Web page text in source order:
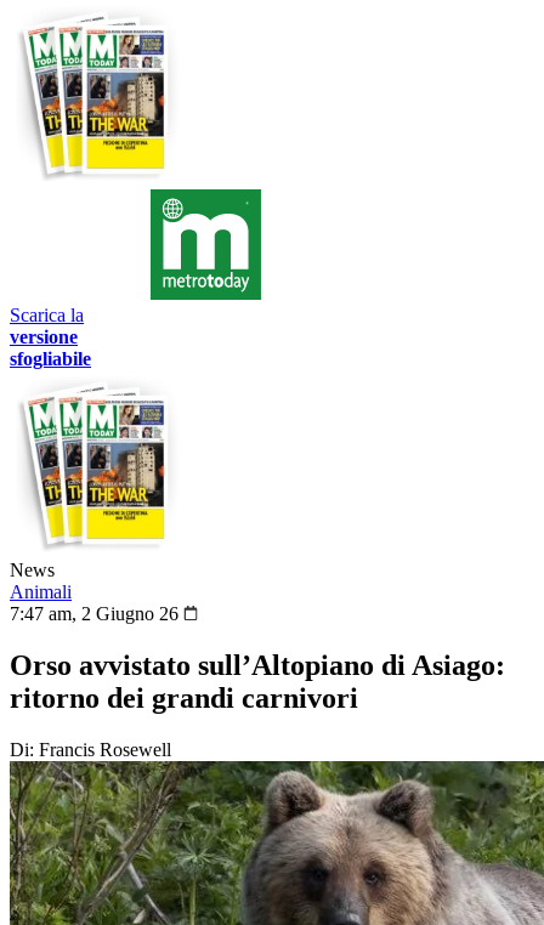
Scarica la
versione
sfogliabile
News
Animali
7:47 am, 2 Giugno 26
Orso avvistato sull’Altopiano di Asiago:
ritorno dei grandi carnivori
Di: Francis Rosewell